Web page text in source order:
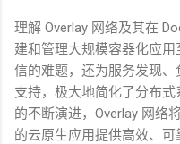
理解 Overlay 网络及其在
建和管理大规模容器化应
信的难题，还为服务发现
支持，极大地简化了分布
的不断演进， Overlay 网络
的云原生应用提供高效、可